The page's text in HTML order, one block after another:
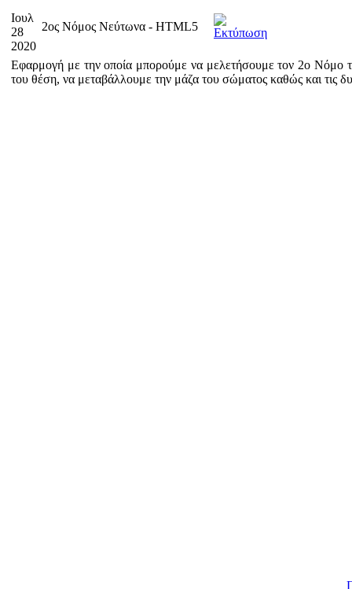
Ιουλ
28
2020
2ος Νόμος Νεύτωνα - HTML5
Εφαρμογή με την οποία μπορούμε να μελετήσουμε τον 2ο
του θέση, να μεταβάλλουμε την μάζα του σώματος καθώς και τις